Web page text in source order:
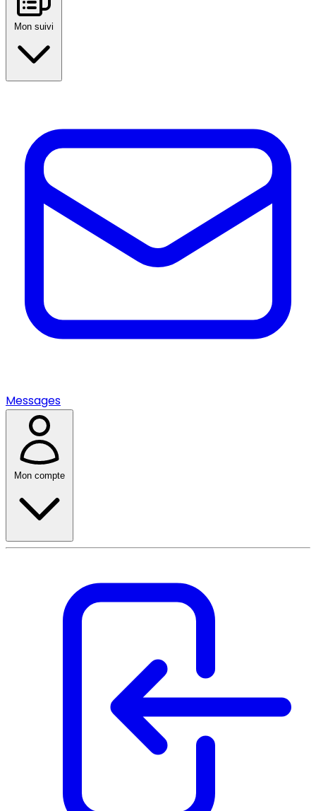
Mon suivi
Messages
Mon compte